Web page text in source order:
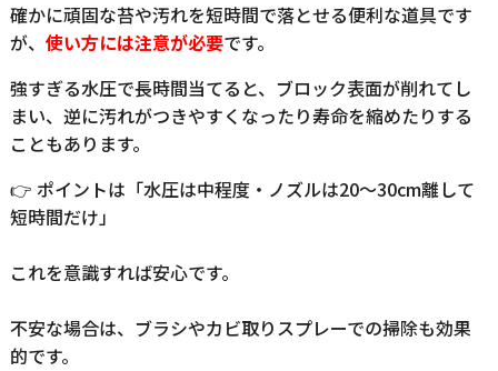
確かに頑固な苔や汚れを短時間で落とせる便利な道具です
が、 使い方には注意が必要です。
強すぎる水圧で長時間当てると、ブロック表面が削れてし
まい、逆に汚れがつきやすくなったり寿命を縮めたりする
こともあります。
👉 ポイントは「水圧は中程度・ノズルは20〜30cm離して
短時間だけ」
これを意識すれば安心です。
不安な場合は、ブラシやカビ取りスプレーでの掃除も効果
的です。